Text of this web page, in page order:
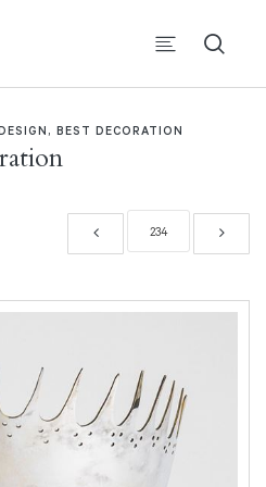
BEST DECORATION